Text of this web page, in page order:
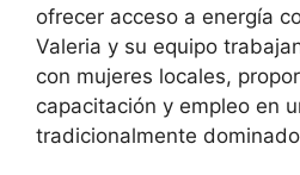
ofrecer acceso a energía
Valeria y su equipo
con mujeres locales,
capacitación y empleo en
tradicionalmente